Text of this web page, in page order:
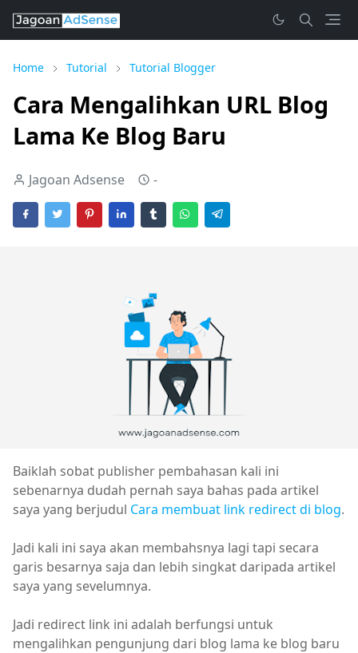
Home Tutorial Tutorial Blogger
Cara Mengalihkan URL Blog
Lama Ke Blog Baru
Jagoan Adsense -
Baiklah sobat publisher pembahasan kali ini
sebenarnya dudah pernah saya bahas pada artikel
saya yang berjudul Cara membuat link redirect di blog.
Jadi kali ini saya akan membahsnya lagi tapi secara
garis besarnya saja dan lebih singkat daripada artikel
saya yang sevelumnya.
Jadi redirect link ini adalah berfungsi untuk
mengalihkan pengunjung dari blog lama ke blog baru